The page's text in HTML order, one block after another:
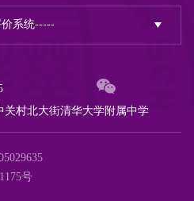
村北大街清华大学附属中学
号